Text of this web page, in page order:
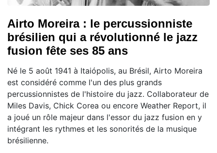
Airto Moreira : le percussionniste
brésilien qui a révolutionné le jazz
fusion fête ses 85 ans
Né le 5 août 1941 à Itaiópolis, au Brésil, Airto Moreira
est considéré comme l'un des plus grands
percussionnistes de l'histoire du jazz. Collaborateur de
Miles Davis, Chick Corea ou encore Weather Report, il
a joué un rôle majeur dans l'essor du jazz fusion en y
intégrant les rythmes et les sonorités de la musique
brésilienne.